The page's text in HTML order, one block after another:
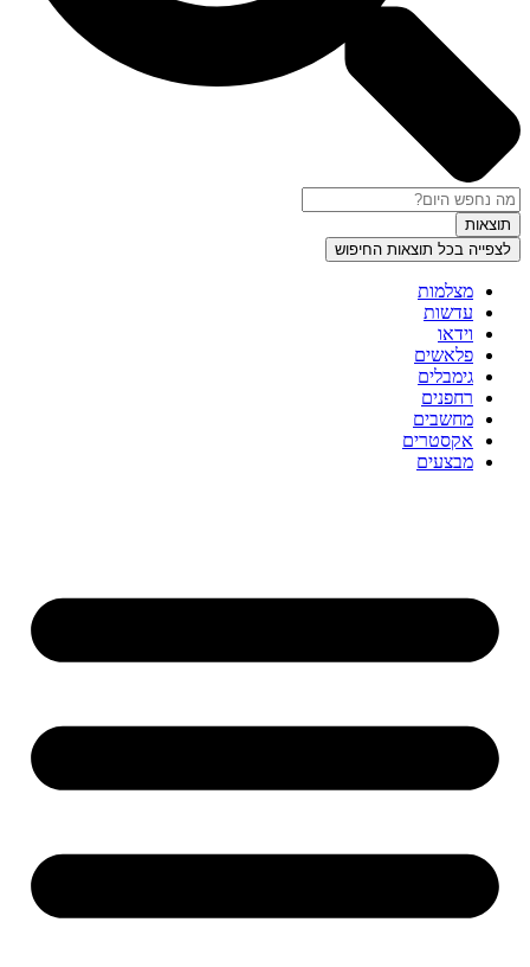
תוצאות
לצפייה בכל תוצאות החיפוש
מצלמות
עדשות
וידאו
פלאשים
גימבלים
רחפנים
מחשבים
אקסטרים
מבצעים